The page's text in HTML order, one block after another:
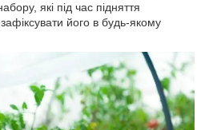
які під час підняття
його в будь-якому